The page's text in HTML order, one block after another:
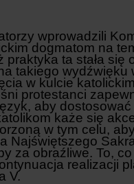
wprowadzili
dogmatom na
praktyka ta stała
takiego
w kulcie
protestanci
aby
każe się
w tym celu,
Najświętszego
za obraźliwe. To,
realizacji
V.